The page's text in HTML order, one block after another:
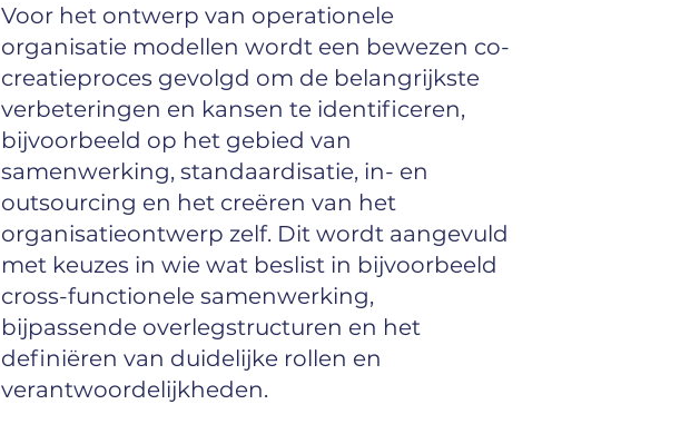
Voor het ontwerp van operationele
organisatie modellen wordt een bewezen co-
creatieproces gevolgd om de belangrijkste
verbeteringen en kansen te identificeren,
bijvoorbeeld op het gebied van
samenwerking, standaardisatie, in- en
outsourcing en het creëren van het
organisatieontwerp zelf. Dit wordt aangevuld
met keuzes in wie wat beslist in bijvoorbeeld
cross-functionele samenwerking,
bijpassende overlegstructuren en het
definiëren van duidelijke rollen en
verantwoordelijkheden.